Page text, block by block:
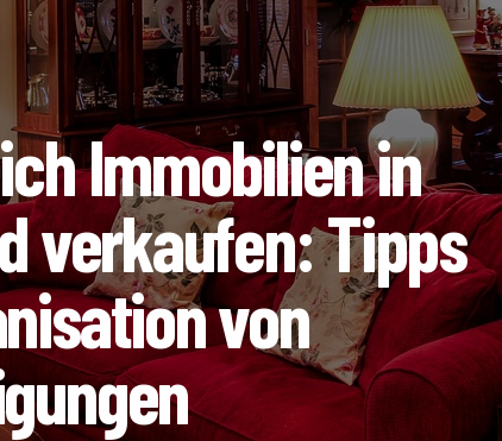
Immobilien in
verkaufen: Tipps
von